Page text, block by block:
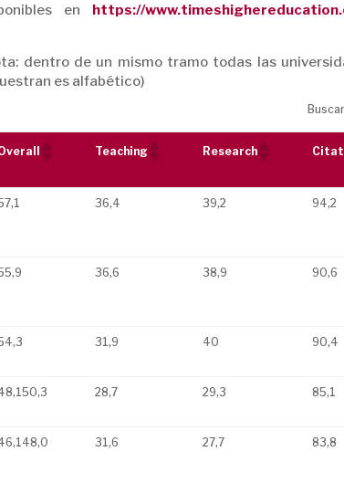
en https://
dentro de un mismo tramo todas las
es alfabético)
Teaching Research
36,4 39,2 94,2
36,6 38,9 90,6
31,9 40 90,4
28,7 29,3 85,1
31,6 27,7 83,8